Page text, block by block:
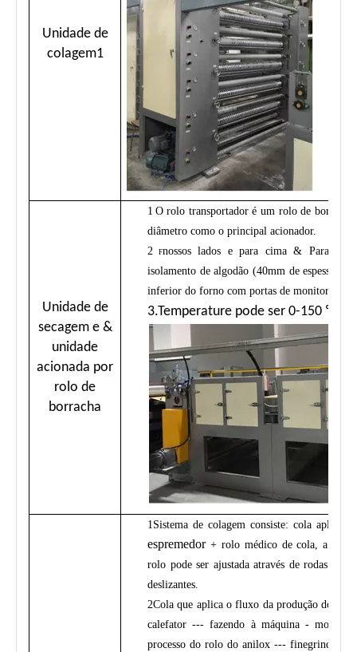
Unidade de
colagem1
Unidade de
secagem e &
unidade
acionada por
rolo de
borracha
1 O rolo transportador é um rolo de borracha
diâmetro como o principal acionador.
2 Fnossos lados e para cima & Para
isolamento de algodão (40mm de espessura),
inferior do forno com portas de
3.Temperature pode ser 0-150 ℃.
1Sistema de colagem consiste: cola
espremedor+ rolo médico de cola, a
rolo pode ser ajustada através de rodas
deslizantes.
2Cola que aplica o fluxo da produção do
calefator --- fazendo à máquina - moendo
processo do rolo do anilox --- finegrinding